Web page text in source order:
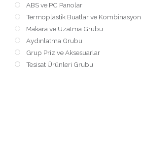
ABS ve PC Panolar
Termoplastik Buatlar ve Kombinasyon
Makara ve Uzatma Grubu
Aydınlatma Grubu
Grup Priz ve Aksesuarlar
Tesisat Ürünleri Grubu